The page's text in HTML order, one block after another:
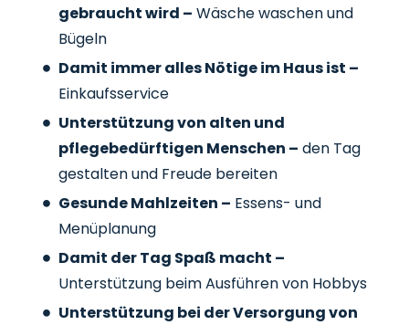
gebraucht wird – Wäsche waschen und
Bügeln
Damit immer alles Nötige im Haus ist –
Einkaufsservice
Unterstützung von alten und
pflegebedürftigen Menschen – den Tag
gestalten und Freude bereiten
Gesunde Mahlzeiten – Essens- und
Menüplanung
Damit der Tag Spaß macht –
Unterstützung beim Ausführen von Hobbys
Unterstützung bei der Versorgung von